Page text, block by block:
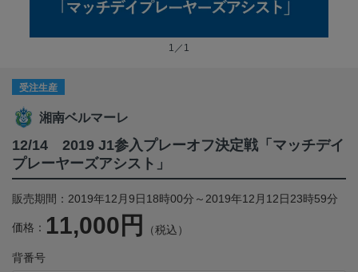
1／1
受注生産
湘南ベルマーレ
12/14 2019 J1参入プレーオフ決定戦「マッチデイ
プレーヤーズアシスト」
販売期間：2019年12月9日18時00分～2019年12月12日23時59分
価格： 11,000円 （税込）
背番号